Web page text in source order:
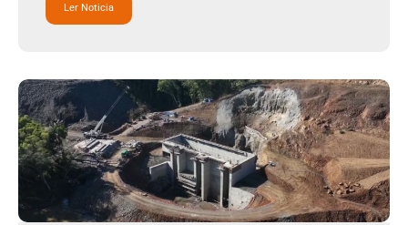
Ler Noticia